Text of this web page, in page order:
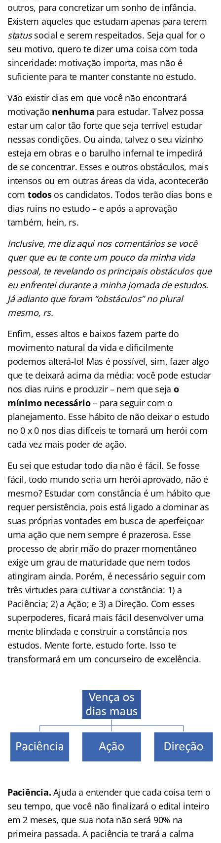
outros, para concretizar um sonho de infância.
Existem aqueles que estudam apenas para terem
statussocial e serem respeitados. Seja qual for o
seu motivo, quero te dizer uma coisa com toda
sinceridade: motivação importa, mas não é
suficiente para te manter constante no estudo.
Vão existir dias em que você não encontrará
motivação nenhuma para estudar. Talvez possa
estar um calor tão forte que seja terrível estudar
nessas condições. Ou ainda, talvez o seu vizinho
esteja em obras e o barulho infernal te impedirá
de se concentrar. Esses e outros obstáculos, mais
intensos ou em outras áreas da vida, acontecerão
com todosos candidatos. Todos terão dias bons e
dias ruins no estudo – e após a aprovação
também, hein, rs.
Inclusive, me diz aqui nos comentários se você
quer que eu te conte um pouco da minha vida
pessoal, te revelando os principais obstáculos que
eu enfrentei durante a minha jornada de estudos.
Já adianto que foram “obstáculos” no plural
mesmo, rs.
Enfim, esses altos e baixos fazem parte do
movimento natural da vida e dificilmente
podemos alterá-lo! Mas é possível, sim, fazer algo
que te deixará acima da média: você pode estudar
nos dias ruins e produzir – nem que seja o
mínimo necessário– para seguir com o
planejamento. Esse hábito de não deixar o estudo
no 0 x 0 nos dias difíceis te tornará um herói com
cada vez mais poder de ação.
Eu sei que estudar todo dia não é fácil. Se fosse
fácil, todo mundo seria um herói aprovado, não é
mesmo? Estudar com constância é um hábito que
requer persistência, pois está ligado a dominar as
suas próprias vontades em busca de aperfeiçoar
uma ação que nem sempre é prazerosa. Esse
processo de abrir mão do prazer momentâneo
exige um grau de maturidade que nem todos
atingiram ainda. Porém, é necessário seguir com
três virtudes para cultivar a constância: 1) a
Paciência; 2) a Ação; e 3) a Direção. Com esses
superpoderes, ficará mais fácil desenvolver uma
mente blindada e construir a constância nos
estudos. Mente forte, estudo forte. Isso te
transformará em um concurseiro de excelência.
Paciência. Ajuda a entender que cada coisa tem o
seu tempo, que você não finalizará o edital inteiro
em 2 meses, que sua nota não será 90% na
primeira passada. A paciência te trará a calma